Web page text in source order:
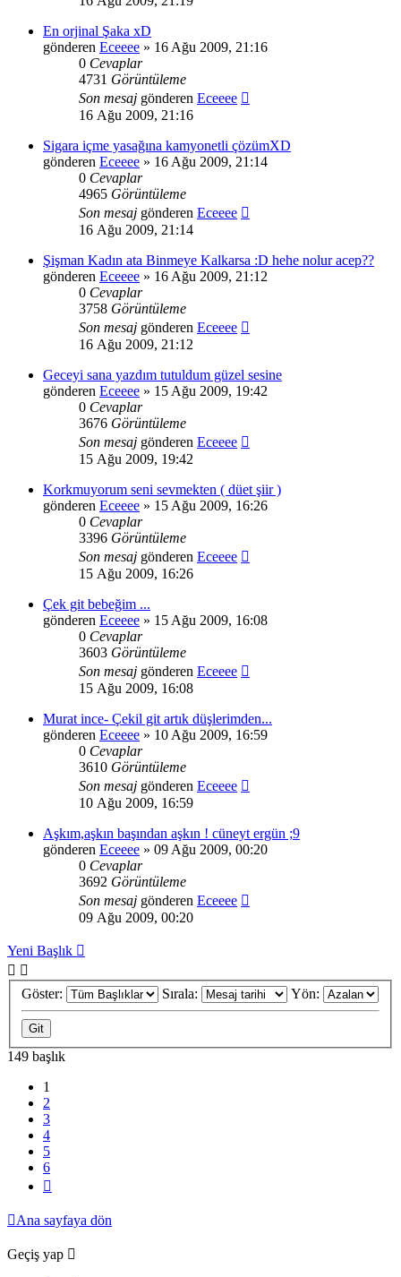
En orjinal Şaka xD
gönderen Eceeee » 16 Ağu 2009, 21:16
0 Cevaplar
4731 Görüntüleme
Son mesaj gönderen Eceeee
16 Ağu 2009, 21:16
Sigara içme yasağına kamyonetli çözümXD
gönderen Eceeee » 16 Ağu 2009, 21:14
0 Cevaplar
4965 Görüntüleme
Son mesaj gönderen Eceeee
16 Ağu 2009, 21:14
Şişman Kadın ata Binmeye Kalkarsa :D hehe nolur acep??
gönderen Eceeee » 16 Ağu 2009, 21:12
0 Cevaplar
3758 Görüntüleme
Son mesaj gönderen Eceeee
16 Ağu 2009, 21:12
Geceyi sana yazdım tutuldum güzel sesine
gönderen Eceeee » 15 Ağu 2009, 19:42
0 Cevaplar
3676 Görüntüleme
Son mesaj gönderen Eceeee
15 Ağu 2009, 19:42
Korkmuyorum seni sevmekten ( düet şiir )
gönderen Eceeee » 15 Ağu 2009, 16:26
0 Cevaplar
3396 Görüntüleme
Son mesaj gönderen Eceeee
15 Ağu 2009, 16:26
Çek git bebeğim ...
gönderen Eceeee » 15 Ağu 2009, 16:08
0 Cevaplar
3603 Görüntüleme
Son mesaj gönderen Eceeee
15 Ağu 2009, 16:08
Murat ince- Çekil git artık düşlerimden...
gönderen Eceeee » 10 Ağu 2009, 16:59
0 Cevaplar
3610 Görüntüleme
Son mesaj gönderen Eceeee
10 Ağu 2009, 16:59
Aşkım,aşkın başından aşkın ! cüneyt ergün ;9
gönderen Eceeee » 09 Ağu 2009, 00:20
0 Cevaplar
3692 Görüntüleme
Son mesaj gönderen Eceeee
09 Ağu 2009, 00:20
Yeni Başlık
Göster: Sırala: Yön:
149 başlık
1
2
3
4
5
6
Ana sayfaya dön
Geçiş yap